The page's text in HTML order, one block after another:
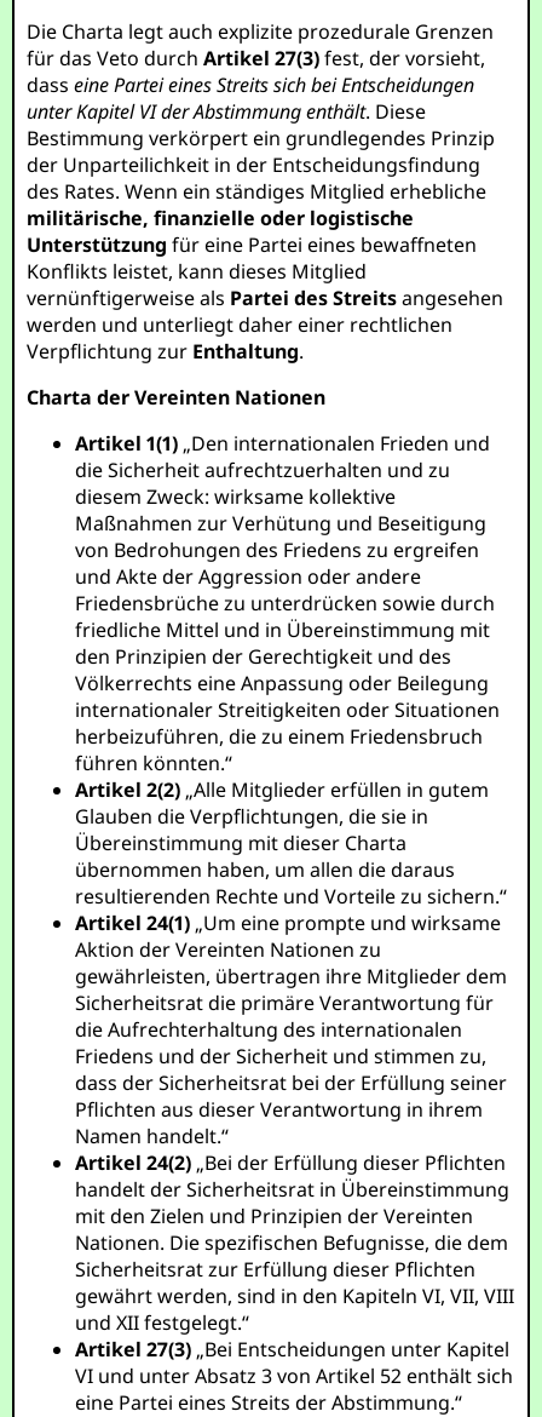
Die Charta legt auch explizite prozedurale Grenzen
für das Veto durchArtikel 27(3)fest, der vorsieht,
dasseine Partei eines Streits sich bei Entscheidungen
unter Kapitel VI der Abstimmung enthält. Diese
Bestimmung verkörpert ein grundlegendes Prinzip
der Unparteilichkeit in der Entscheidungsfindung
des Rates. Wenn ein ständiges Mitglied erhebliche
militärische, finanzielle oder logistische
Unterstützung für eine Partei eines bewaffneten
Konflikts leistet, kann dieses Mitglied
vernünftigerweise als Partei des Streitsangesehen
werden und unterliegt daher einer rechtlichen
Verpflichtung zur Enthaltung.
Charta der Vereinten Nationen
Artikel 1(1) „Den internationalen Frieden und
die Sicherheit aufrechtzuerhalten und zu
diesem Zweck: wirksame kollektive
Maßnahmen zur Verhütung und Beseitigung
von Bedrohungen des Friedens zu ergreifen
und Akte der Aggression oder andere
Friedensbrüche zu unterdrücken sowie durch
friedliche Mittel und in Übereinstimmung mit
den Prinzipien der Gerechtigkeit und des
Völkerrechts eine Anpassung oder Beilegung
internationaler Streitigkeiten oder Situationen
herbeizuführen, die zu einem Friedensbruch
führen könnten.“
Artikel 2(2) „Alle Mitglieder erfüllen in gutem
Glauben die Verpflichtungen, die sie in
Übereinstimmung mit dieser Charta
übernommen haben, um allen die daraus
resultierenden Rechte und Vorteile zu sichern.“
Artikel 24(1) „Um eine prompte und wirksame
Aktion der Vereinten Nationen zu
gewährleisten, übertragen ihre Mitglieder dem
Sicherheitsrat die primäre Verantwortung für
die Aufrechterhaltung des internationalen
Friedens und der Sicherheit und stimmen zu,
dass der Sicherheitsrat bei der Erfüllung seiner
Pflichten aus dieser Verantwortung in ihrem
Namen handelt.“
Artikel 24(2) „Bei der Erfüllung dieser Pflichten
handelt der Sicherheitsrat in Übereinstimmung
mit den Zielen und Prinzipien der Vereinten
Nationen. Die spezifischen Befugnisse, die dem
Sicherheitsrat zur Erfüllung dieser Pflichten
gewährt werden, sind in den Kapiteln VI, VII, VIII
und XII festgelegt.“
Artikel 27(3) „Bei Entscheidungen unter Kapitel
VI und unter Absatz 3 von Artikel 52 enthält sich
eine Partei eines Streits der Abstimmung.“